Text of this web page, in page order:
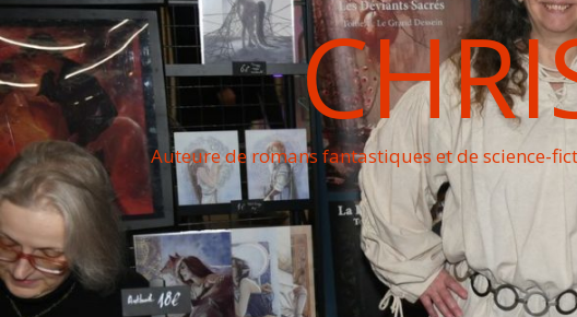
Auteure de romans fantastiques et de science-